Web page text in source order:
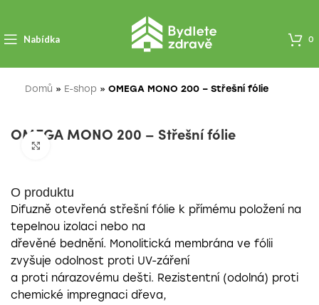
Nabídka 0
Domů » E-shop » OMEGA MONO 200 – Střešní fólie
OMEGA MONO 200 – Střešní fólie
O produktu
Difuzně otevřená střešní fólie k přímému položení na
tepelnou izolaci nebo na
dřevěné bednění. Monolitická membrána ve fólii
zvyšuje odolnost proti UV-záření
a proti nárazovému dešti. Rezistentní (odolná) proti
chemické impregnaci dřeva,